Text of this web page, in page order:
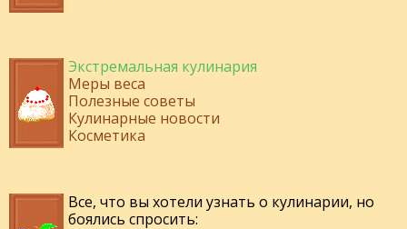
Экстремальная кулинария
Меры веса
Полезные советы
Кулинарные новости
Косметика
Все, что вы хотели узнать о кулинарии, но
боялись спросить: